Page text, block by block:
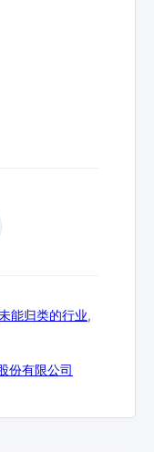
能归类的行业,
份有限公司